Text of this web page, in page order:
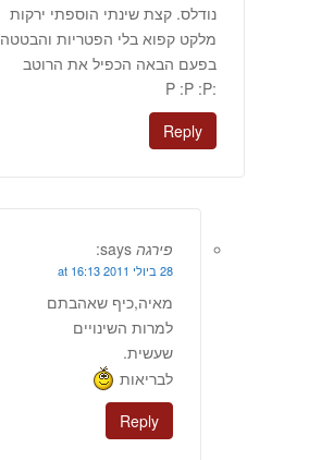
נודלס. קצת שינתי הוספתי ירקות
מלקט קפוא בלי הפטריות והבטטה
בפעם הבאה הכפיל את הרוטב
:P :P :P
Reply
פירגה says:
28 ביולי 2011 at 16:13
מאיה,כיף שאהבתם
למרות השינויים
שעשית.
לבריאות
Reply